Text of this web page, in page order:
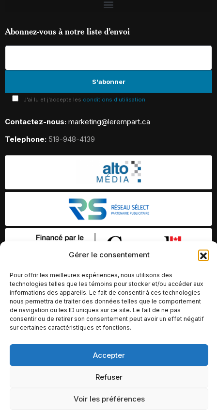
Gérer le consentement
Pour offrir les meilleures expériences, nous utilisons des
technologies telles que les témoins pour stocker et/ou accéder aux
informations des appareils. Le fait de consentir à ces technologies
nous permettra de traiter des données telles que le comportement
de navigation ou les ID uniques sur ce site. Le fait de ne pas
consentir ou de retirer son consentement peut avoir un effet négatif
sur certaines caractéristiques et fonctions.
Accepter
Refuser
Voir les préférences
Abonnez-vous à notre liste d’envoi
J'ai lu et j'accepte les conditions d'utilisation
Contactez-nous: marketing@lerempart.ca
Telephone: 519-948-4139
© Copyright 2026 – Altomédia Inc |
Ce site internet a été conçu et développé par Chameleon Ideas